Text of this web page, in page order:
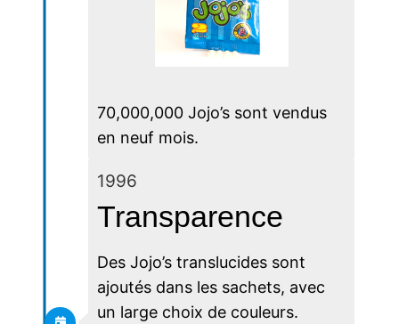
70,000,000 Jojo’s sont vendus
en neuf mois.
1996
Transparence
Des Jojo’s translucides sont
ajoutés dans les sachets, avec
un large choix de couleurs.